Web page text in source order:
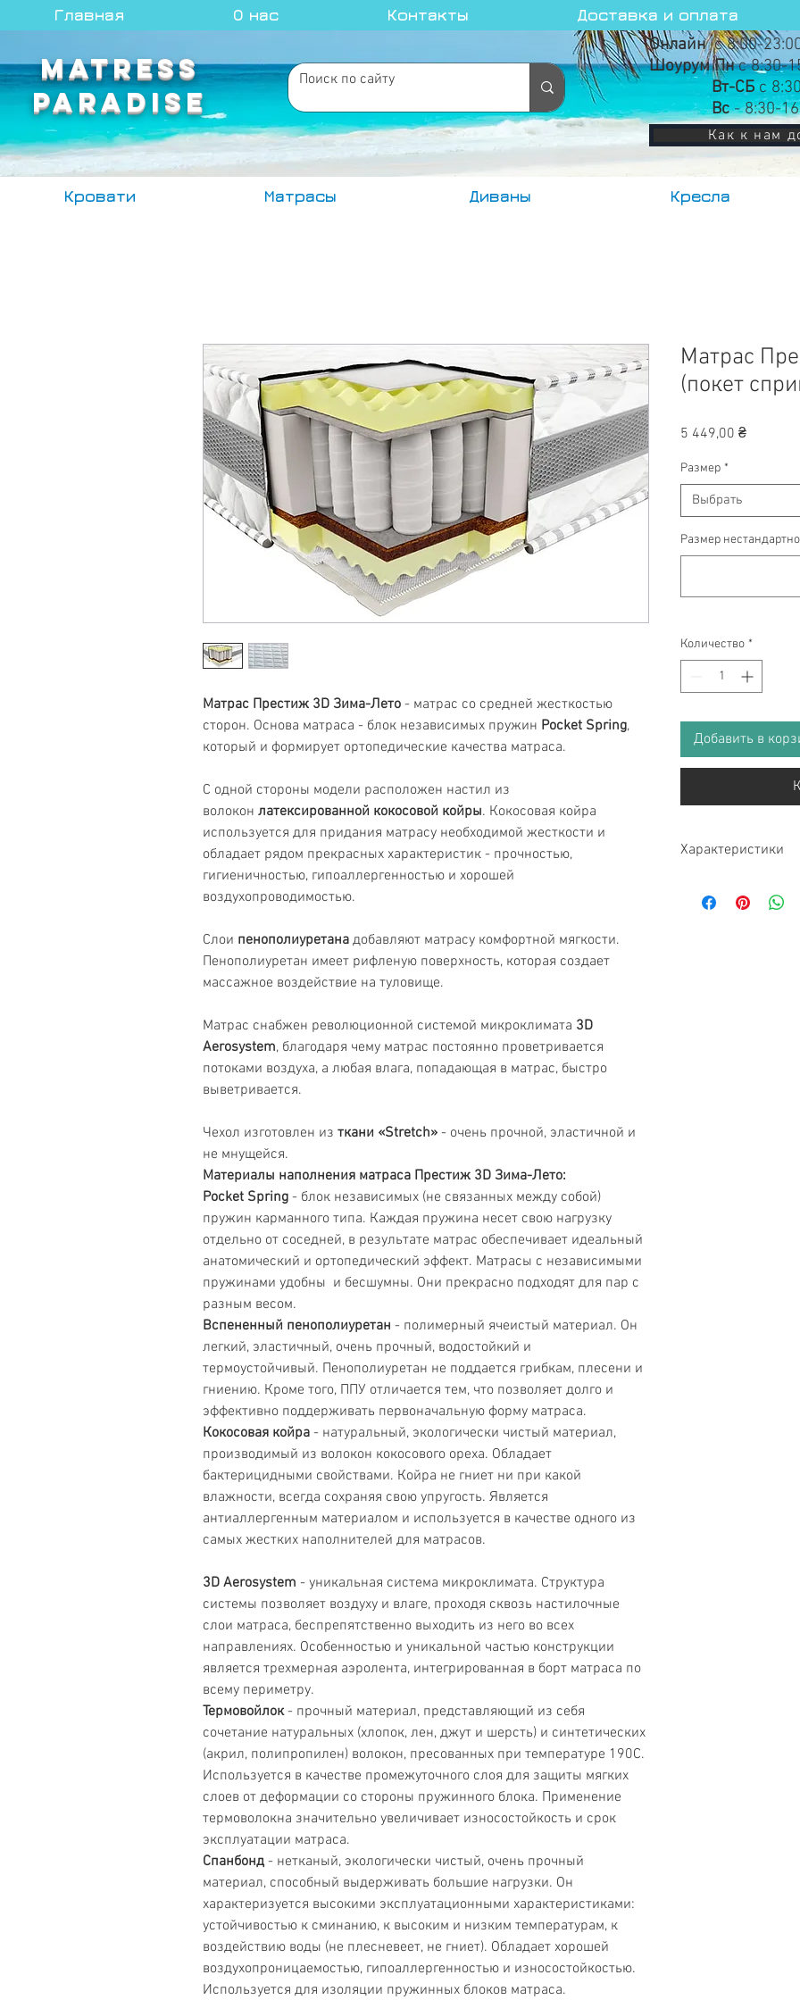
Главная О нас Контакты Доставка и оплата
MATRESS
PARADISE
Онлайнс 8:00-
Шоурум Пнс 8:30-
Вт-СБс
Вс- 8:30-
Как к нам
Кровати Матрасы Диваны Кресла
Матрас Престиж 3D Зима-Лето - матрас со средней жесткостью
сторон. Основа матраса - блок независимых пружин Pocket Spring,
который и формирует ортопедические качества матраса.
С одной стороны модели расположен настил из
волокон латексированной кокосовой койры. Кокосовая койра
используется для придания матрасу необходимой жесткости и
обладает рядом прекрасных характеристик - прочностью,
гигиеничностью, гипоаллергенностью и хорошей
воздухопроводимостью.
Слои пенополиуретана добавляют матрасу комфортной мягкости.
Пенополиуретан имеет рифленую поверхность, которая создает
массажное воздействие на туловище.
Матрас снабжен революционной системой микроклимата 3D
Aerosystem, благодаря чему матрас постоянно проветривается
потоками воздуха, а любая влага, попадающая в матрас, быстро
выветривается.
Чехол изготовлен из ткани «Stretch» - очень прочной, эластичной и
не мнущейся.
Материалы наполнения матраса Престиж 3D Зима-Лето:
Pocket Spring - блок независимых (не связанных между собой)
пружин карманного типа. Каждая пружина несет свою нагрузку
отдельно от соседней, в результате матрас обеспечивает идеальный
анатомический и ортопедический эффект. Матрасы с независимыми
пружинами удобны и бесшумны. Они прекрасно подходят для пар с
разным весом.
Вспененный пенополиуретан - полимерный ячеистый материал. Он
легкий, эластичный, очень прочный, водостойкий и
термоустойчивый. Пенополиуретан не поддается грибкам, плесени и
гниению. Кроме того, ППУ отличается тем, что позволяет долго и
эффективно поддерживать первоначальную форму матраса.
Кокосовая койра - натуральный, экологически чистый материал,
производимый из волокон кокосового ореха. Обладает
бактерицидными свойствами. Койра не гниет ни при какой
влажности, всегда сохраняя свою упругость. Является
антиаллергенным материалом и используется в качестве одного из
самых жестких наполнителей для матрасов.
3D Aerosystem - уникальная система микроклимата. Структура
системы позволяет воздуху и влаге, проходя сквозь настилочные
слои матраса, беспрепятственно выходить из него во всех
направлениях. Особенностью и уникальной частью конструкции
является трехмерная аэролента, интегрированная в борт матраса по
всему периметру.
Термовойлок- прочный материал, представляющий из себя
сочетание натуральных (хлопок, лен, джут и шерсть) и синтетических
(акрил, полипропилен) волокон, пресованных при температуре 190С.
Используется в качестве промежуточного слоя для защиты мягких
слоев от деформации со стороны пружинного блока. Применение
термоволокна значительно увеличивает износостойкость и срок
эксплуатации матраса.
Спанбонд - нетканый, экологически чистый, очень прочный
материал, способный выдерживать большие нагрузки. Он
характеризуется высокими эксплуатационными характеристиками:
устойчивостью к сминанию, к высоким и низким температурам, к
воздействию воды (не плесневеет, не гниет). Обладает хорошей
воздухопроницаемостью, гипоаллергенностью и износостойкостью.
Используется для изоляции пружинных блоков матраса.
Матрас
(покет
5 449,00 ₴Цена
Размер *
Выбрать
Размер
Количество *
Добавить в
Характеристики
Тип